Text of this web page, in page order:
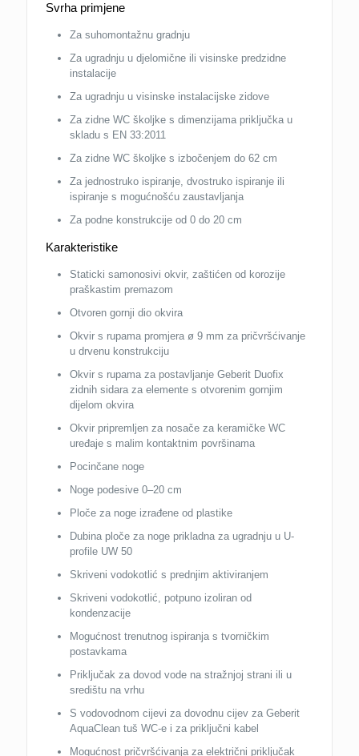
Svrha primjene
Za suhomontažnu gradnju
Za ugradnju u djelomične ili visinske predzidne
instalacije
Za ugradnju u visinske instalacijske zidove
Za zidne WC školjke s dimenzijama priključka u
skladu s EN 33:2011
Za zidne WC školjke s izbočenjem do 62 cm
Za jednostruko ispiranje, dvostruko ispiranje ili
ispiranje s mogućnošću zaustavljanja
Za podne konstrukcije od 0 do 20 cm
Karakteristike
Staticki samonosivi okvir, zaštićen od korozije
praškastim premazom
Otvoren gornji dio okvira
Okvir s rupama promjera ø 9 mm za pričvršćivanje
u drvenu konstrukciju
Okvir s rupama za postavljanje Geberit Duofix
zidnih sidara za elemente s otvorenim gornjim
dijelom okvira
Okvir pripremljen za nosače za keramičke WC
uređaje s malim kontaktnim površinama
Pocinčane noge
Noge podesive 0–20 cm
Ploče za noge izrađene od plastike
Dubina ploče za noge prikladna za ugradnju u U-
profile UW 50
Skriveni vodokotlić s prednjim aktiviranjem
Skriveni vodokotlić, potpuno izoliran od
kondenzacije
Mogućnost trenutnog ispiranja s tvorničkim
postavkama
Priključak za dovod vode na stražnjoj strani ili u
središtu na vrhu
S vodovodnom cijevi za dovodnu cijev za Geberit
AquaClean tuš WC-e i za priključni kabel
Mogućnost pričvršćivanja za električni priključak